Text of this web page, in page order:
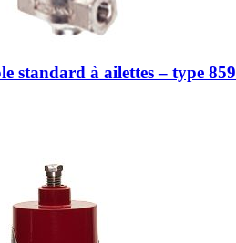
standard à ailettes – type 859